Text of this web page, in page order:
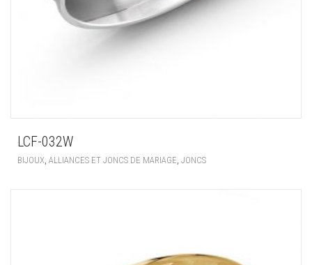
LCF-032W
BIJOUX ALLIANCES ET JONCS DE MARIAGE JONCS